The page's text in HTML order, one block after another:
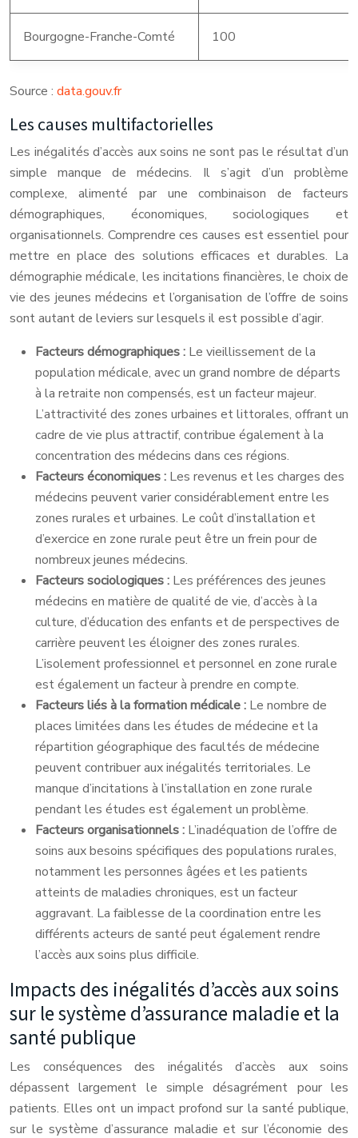
Bourgogne-Franche-Comté 100
Source : data.gouv.fr
Les causes multifactorielles
Les inégalités d’accès aux soins ne sont pas le résultat d’un
simple manque de médecins. Il s’agit d’un problème
complexe, alimenté par une combinaison de facteurs
démographiques, économiques, sociologiques et
organisationnels. Comprendre ces causes est essentiel pour
mettre en place des solutions efficaces et durables. La
démographie médicale, les incitations financières, le choix de
vie des jeunes médecins et l’organisation de l’offre de soins
sont autant de leviers sur lesquels il est possible d’agir.
Facteurs démographiques : Le vieillissement de la
population médicale, avec un grand nombre de départs
à la retraite non compensés, est un facteur majeur.
L’attractivité des zones urbaines et littorales, offrant un
cadre de vie plus attractif, contribue également à la
concentration des médecins dans ces régions.
Facteurs économiques : Les revenus et les charges des
médecins peuvent varier considérablement entre les
zones rurales et urbaines. Le coût d’installation et
d’exercice en zone rurale peut être un frein pour de
nombreux jeunes médecins.
Facteurs sociologiques : Les préférences des jeunes
médecins en matière de qualité de vie, d’accès à la
culture, d’éducation des enfants et de perspectives de
carrière peuvent les éloigner des zones rurales.
L’isolement professionnel et personnel en zone rurale
est également un facteur à prendre en compte.
Facteurs liés à la formation médicale : Le nombre de
places limitées dans les études de médecine et la
répartition géographique des facultés de médecine
peuvent contribuer aux inégalités territoriales. Le
manque d’incitations à l’installation en zone rurale
pendant les études est également un problème.
Facteurs organisationnels : L’inadéquation de l’offre de
soins aux besoins spécifiques des populations rurales,
notamment les personnes âgées et les patients
atteints de maladies chroniques, est un facteur
aggravant. La faiblesse de la coordination entre les
différents acteurs de santé peut également rendre
l’accès aux soins plus difficile.
Impacts des inégalités d’accès aux soins
sur le système d’assurance maladie et la
santé publique
Les conséquences des inégalités d’accès aux soins
dépassent largement le simple désagrément pour les
patients. Elles ont un impact profond sur la santé publique,
sur le système d’assurance maladie et sur l’économie des